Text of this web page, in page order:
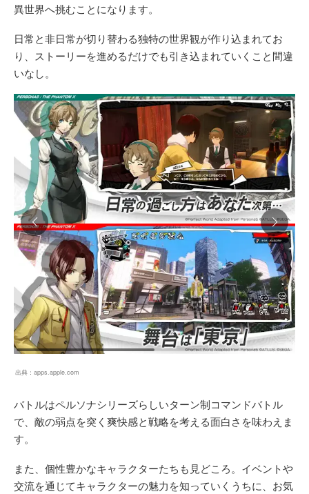
異世界へ挑むことになります。
日常と非日常が切り替わる独特の世界観が作り込まれてお
り、ストーリーを進めるだけでも引き込まれていくこと間違
いなし。
出典： apps.apple.com
バトルはペルソナシリーズらしいターン制コマンドバトル
で、敵の弱点を突く爽快感と戦略を考える面白さを味わえま
す。
また、個性豊かなキャラクターたちも見どころ。イベントや
交流を通じてキャラクターの魅力を知っていくうちに、お気